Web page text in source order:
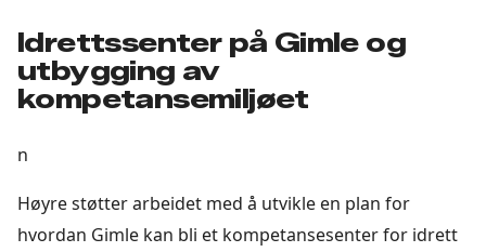
Idrettssenter på Gimle og
utbygging av
kompetansemiljøet
n
Høyre støtter arbeidet med å utvikle en plan for
hvordan Gimle kan bli et kompetansesenter for idrett